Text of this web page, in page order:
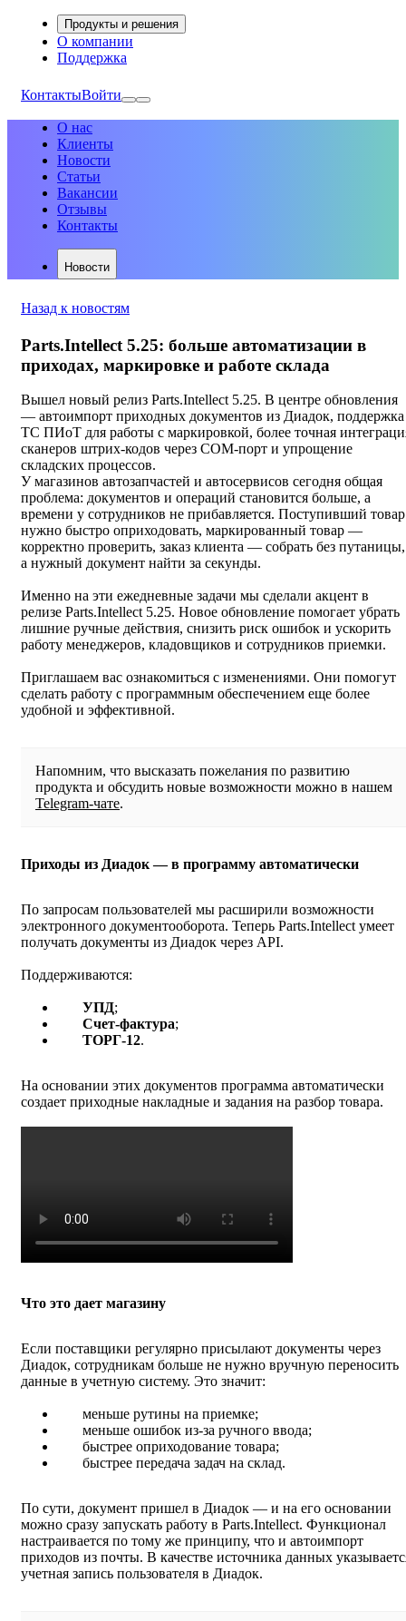
Продукты и решения
О компании
Поддержка
КонтактыВойти
О нас
Клиенты
Новости
Статьи
Вакансии
Отзывы
Контакты
Новости
Назад к новостям
Parts.Intellect 5.25: больше автоматизации в
приходах, маркировке и работе склада
Вышел новый релиз Parts.Intellect 5.25. В центре обновления
— автоимпорт приходных документов из Диадок, поддержка
ТС ПИоТ для работы с маркировкой, более точная
сканеров штрих‑кодов через COM‑порт и упрощение
складских процессов.
У магазинов автозапчастей и автосервисов сегодня общая
проблема: документов и операций становится больше, а
времени у сотрудников не прибавляется. Поступивший товар
нужно быстро оприходовать, маркированный товар —
корректно проверить, заказ клиента — собрать без путаницы,
а нужный документ найти за секунды.
Именно на эти ежедневные задачи мы сделали акцент в
релизе Parts.Intellect 5.25. Новое обновление помогает убрать
лишние ручные действия, снизить риск ошибок и ускорить
работу менеджеров, кладовщиков и сотрудников приемки.
Приглашаем вас ознакомиться с изменениями. Они помогут
сделать работу с программным обеспечением еще более
удобной и эффективной.
Напомним, что высказать пожелания по развитию
продукта и обсудить новые возможности можно в нашем
Telegram-чате.
Приходы из Диадок — в программу автоматически
По запросам пользователей мы расширили возможности
электронного документооборота. Теперь Parts.Intellect умеет
получать документы из Диадок через API.
Поддерживаются:
УПД;
Cчет‑фактура;
ТОРГ‑12.
На основании этих документов программа автоматически
создает приходные накладные и задания на разбор товара.
Что это дает магазину
Если поставщики регулярно присылают документы через
Диадок, сотрудникам больше не нужно вручную переносить
данные в учетную систему. Это значит:
меньше рутины на приемке;
меньше ошибок из‑за ручного ввода;
быстрее оприходование товара;
быстрее передача задач на склад.
По сути, документ пришел в Диадок — и на его основании
можно сразу запускать работу в Parts.Intellect. Функционал
настраивается по тому же принципу, что и автоимпорт
приходов из почты. В качестве источника данных
учетная запись пользователя в Диадок.